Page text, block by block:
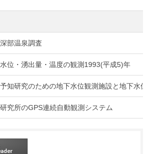
部温泉調査
位・湧出量・温度の観測1993(平成5)年
知研究のための地下水位観測施設と地下水位
究所のGPS連続自動観測システム